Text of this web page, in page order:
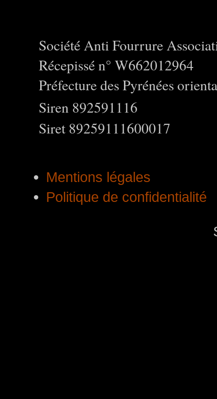
Société Anti Fourrure
Récepissé n° W662012964
Préfecture des Pyrénées
Siren 892591116
Siret 89259111600017
Mentions légales
Politique de confidentialité